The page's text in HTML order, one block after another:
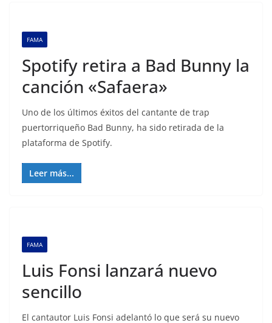
FAMA
Spotify retira a Bad Bunny la
canción «Safaera»
Uno de los últimos éxitos del cantante de trap
puertorriqueño Bad Bunny, ha sido retirada de la
plataforma de Spotify.
Leer más...
FAMA
Luis Fonsi lanzará nuevo
sencillo
El cantautor Luis Fonsi adelantó lo que será su nuevo